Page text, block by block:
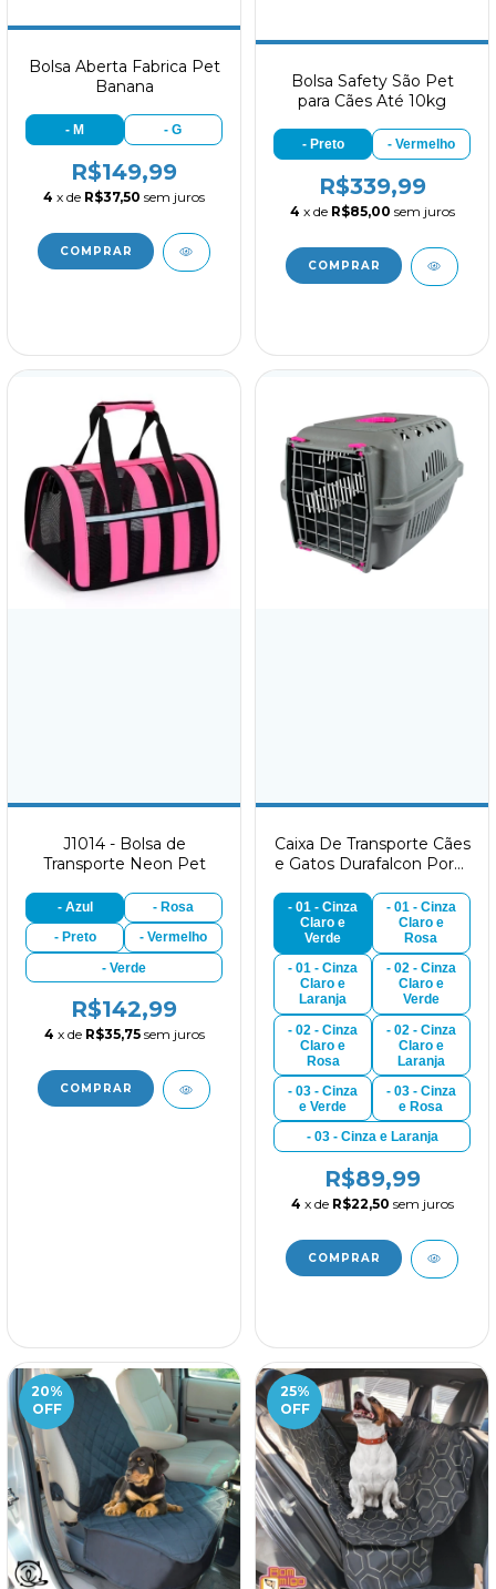
Bolsa Aberta Fabrica Pet
Banana
- M - G
R$149,99
4 x de R$37,50 sem juros
Bolsa Safety São Pet
para Cães Até 10kg
- Preto - Vermelho
R$339,99
4 x de R$85,00 sem juros
J1014 - Bolsa de
Transporte Neon Pet
- Azul
- Rosa
- Preto
- Vermelho
- Verde
R$142,99
4 x de R$35,75 sem juros
Caixa De Transporte Cães
e Gatos Durafalcon Porta
- 01 - Cinza
Claro e
Verde
- 01 - Cinza
Claro e
Rosa
- 01 - Cinza
Claro e
Laranja
- 02 - Cinza
Claro e
Verde
- 02 - Cinza
Claro e
Rosa
- 02 - Cinza
Claro e
Laranja
- 03 - Cinza
e Verde
- 03 - Cinza
e Rosa
- 03 - Cinza e Laranja
R$89,99
4 x de R$22,50 sem juros
20%
OFF
25%
OFF